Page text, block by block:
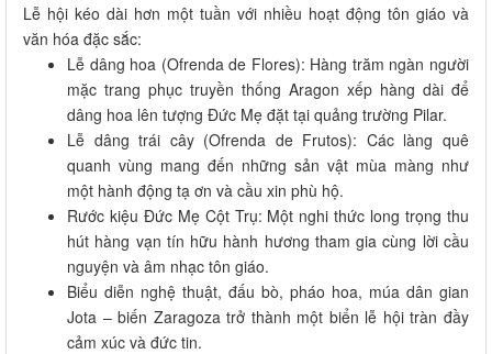
Lễ hội kéo dài hơn một tuần với nhiều hoạt động tôn giáo và
văn hóa đặc sắc:
Lễ dâng hoa (Ofrenda de Flores): Hàng trăm ngàn người
mặc trang phục truyền thống Aragon xếp hàng dài để
dâng hoa lên tượng Đức Mẹ đặt tại quảng trường Pilar.
Lễ dâng trái cây (Ofrenda de Frutos): Các làng quê
quanh vùng mang đến những sản vật mùa màng như
một hành động tạ ơn và cầu xin phù hộ.
Rước kiệu Đức Mẹ Cột Trụ: Một nghi thức long trọng thu
hút hàng vạn tín hữu hành hương tham gia cùng lời cầu
nguyện và âm nhạc tôn giáo.
Biểu diễn nghệ thuật, đấu bò, pháo hoa, múa dân gian
Jota – biến Zaragoza trở thành một biển lễ hội tràn đầy
cảm xúc và đức tin.